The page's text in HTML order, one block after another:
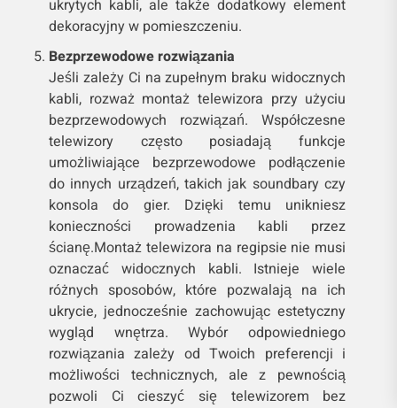
ukrytych kabli, ale także dodatkowy element
dekoracyjny w pomieszczeniu.
Bezprzewodowe rozwiązania
Jeśli zależy Ci na zupełnym braku widocznych
kabli, rozważ montaż telewizora przy użyciu
bezprzewodowych rozwiązań. Współczesne
telewizory często posiadają funkcje
umożliwiające bezprzewodowe podłączenie
do innych urządzeń, takich jak soundbary czy
konsola do gier. Dzięki temu unikniesz
konieczności prowadzenia kabli przez
ścianę.Montaż telewizora na regipsie nie musi
oznaczać widocznych kabli. Istnieje wiele
różnych sposobów, które pozwalają na ich
ukrycie, jednocześnie zachowując estetyczny
wygląd wnętrza. Wybór odpowiedniego
rozwiązania zależy od Twoich preferencji i
możliwości technicznych, ale z pewnością
pozwoli Ci cieszyć się telewizorem bez